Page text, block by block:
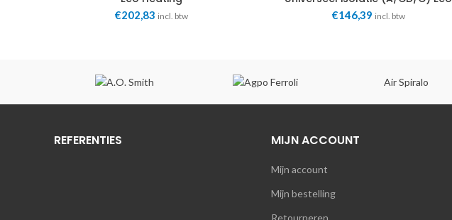
€202,83 incl. btw
Heating
€146,39 incl. btw
Air Spiralo
REFERENTIES MIJN ACCOUNT
Mijn account
Mijn bestelling